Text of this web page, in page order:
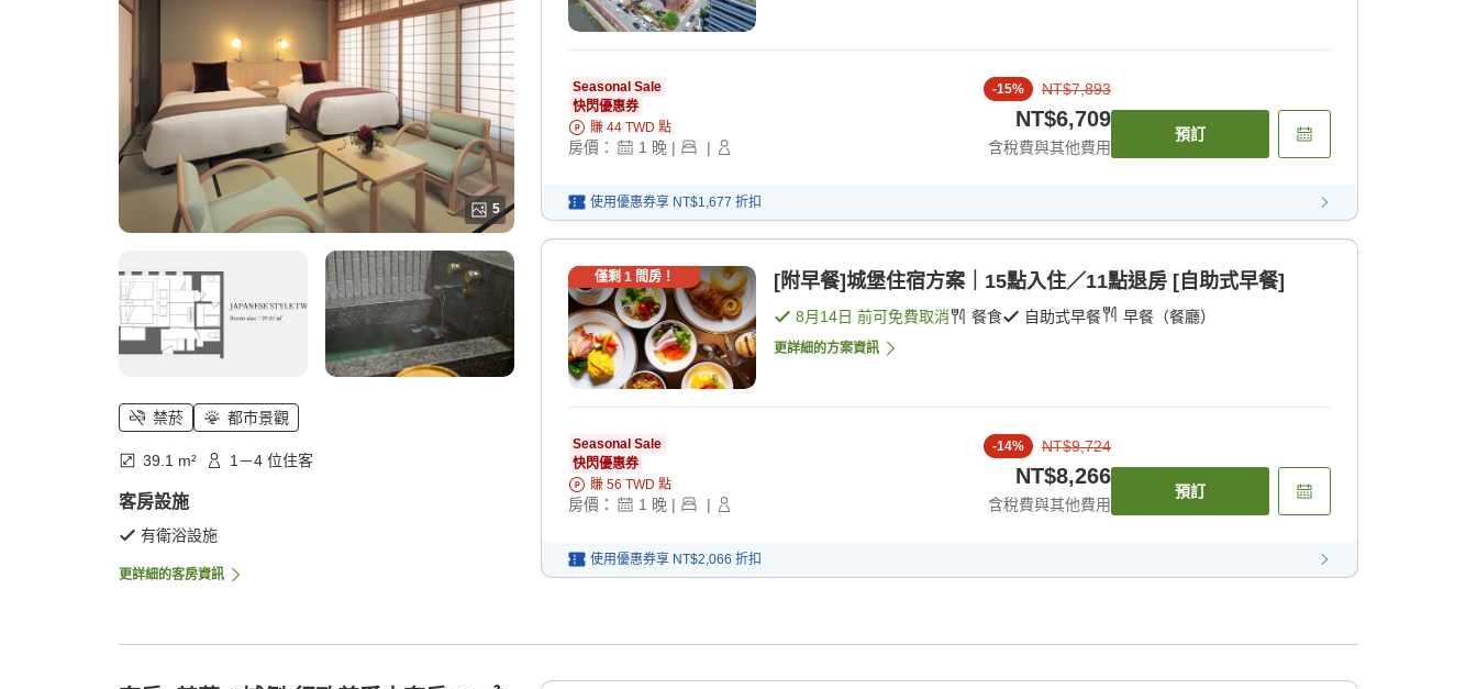
5
禁菸 都市景觀
39.1 m² 1－4 位住客
客房設施
有衛浴設施
更詳細的客房資訊
Seasonal Sale
快閃優惠券
賺 44 TWD 點
房價： 1 晚 | |
-15% NT$7,893
NT$6,709
含稅費與其他費用
預訂
使用優惠券享 NT$1,677 折扣
僅剩 1間房！ [附早餐]城堡住宿方案｜15點入住／11點退房 [自助式早餐]
8月14日 前可免費取消 餐食 自助式早餐 早餐（餐廳）
更詳細的方案資訊
Seasonal Sale
快閃優惠券
賺 56 TWD 點
房價： 1 晚 | |
-14% NT$9,724
NT$8,266
含稅費與其他費用
預訂
使用優惠券享 NT$2,066 折扣